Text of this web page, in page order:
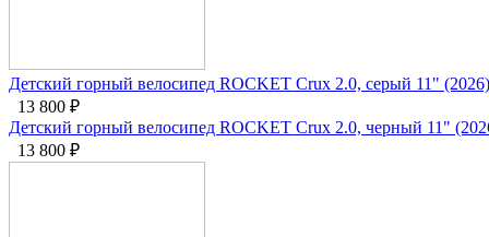
Детский горный велосипед ROCKET Crux 2.0, серый 11" (2026)
13 800 ₽
Детский горный велосипед ROCKET Crux 2.0, черный 11"
13 800 ₽